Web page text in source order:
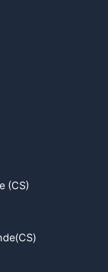
(CS)